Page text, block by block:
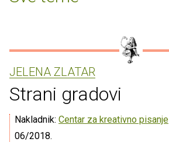
JELENA ZLATAR
Strani gradovi
Nakladnik: Centar za kreativno pisanje
06/2018.